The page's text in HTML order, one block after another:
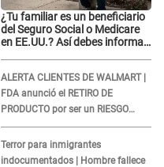
¿Tu familiar es un beneficiario
del Seguro Social o Medicare
en EE.UU.? Así debes informar
ALERTA CLIENTES DE WALMART |
FDA anunció el RETIRO DE
PRODUCTO por ser un RIESGO
MORTAL para consumidores: ¿Cuál
es?
Terror para inmigrantes
indocumentados | Hombre fallece